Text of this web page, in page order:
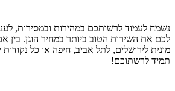
נשמח לעמוד לרשותכם במהירות ובמסירות,
לכם את השירות הטוב ביותר במחיר הוגן. בין
מונית לירושלים, לתל אביב, חיפה או כל נקודות
תמיד לרשתוכם!